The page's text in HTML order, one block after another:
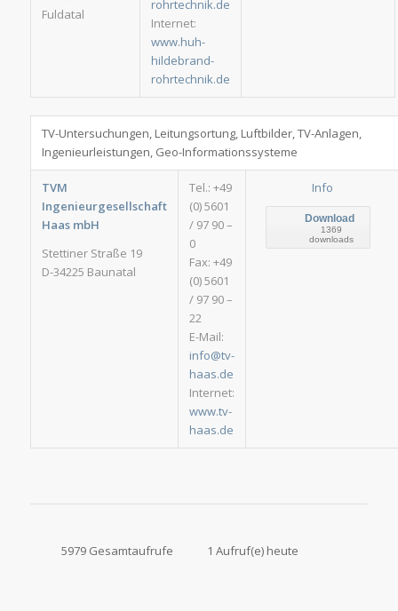
Fuldatal
rohrtechnik.de
Internet:
www.huh-
hildebrand-
rohrtechnik.de
TV-Untersuchungen, Leitungsortung, Luftbilder, TV-Anlagen,
Ingenieurleistungen, Geo-Informationssysteme
TVM
Ingenieurgesellschaft
Haas mbH
Stettiner Straße 19
D-34225 Baunatal
Tel.: +49
(0) 5601
/ 97 90 –
0
Fax: +49
(0) 5601
/ 97 90 –
22
E-Mail:
info@tv-
haas.de
Internet:
www.tv-
haas.de
Info
Download
1369
downloads
5979 Gesamtaufrufe 1 Aufruf(e) heute